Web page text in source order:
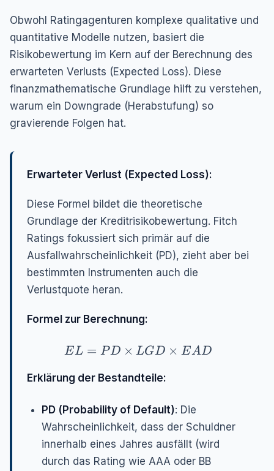
Obwohl Ratingagenturen komplexe qualitative und
quantitative Modelle nutzen, basiert die
Risikobewertung im Kern auf der Berechnung des
erwarteten Verlusts (Expected Loss). Diese
finanzmathematische Grundlage hilft zu verstehen,
warum ein Downgrade (Herabstufung) so
gravierende Folgen hat.
Erwarteter Verlust (Expected Loss):
Diese Formel bildet die theoretische
Grundlage der Kreditrisikobewertung. Fitch
Ratings fokussiert sich primär auf die
Ausfallwahrscheinlichkeit (PD), zieht aber bei
bestimmten Instrumenten auch die
Verlustquote heran.
Formel zur Berechnung:
EL = PD \times LGD \times EAD
E L = PD × LG D × EA D
Erklärung der Bestandteile:
PD (Probability of Default): Die
Wahrscheinlichkeit, dass der Schuldner
innerhalb eines Jahres ausfällt (wird
durch das Rating wie AAA oder BB